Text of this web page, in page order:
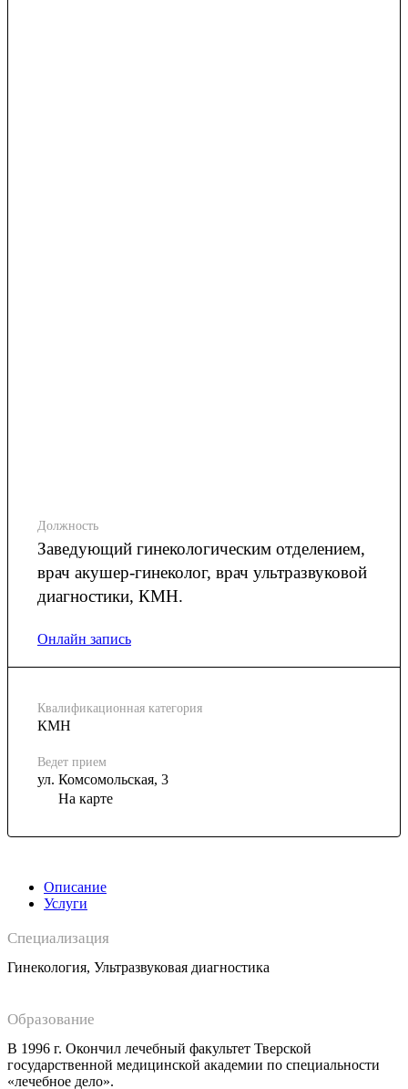
Должность
Заведующий гинекологическим отделением,
врач акушер-гинеколог, врач ультразвуковой
диагностики, КМН.
Онлайн запись
Квалификационная категория
КМН
Ведет прием
ул. Комсомольская, 3
На карте
Описание
Услуги
Специализация
Гинекология, Ультразвуковая диагностика
Образование
В 1996 г. Окончил лечебный факультет Тверской
государственной медицинской академии по специальности
«лечебное дело».